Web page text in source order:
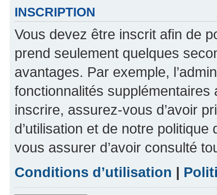
INSCRIPTION
Vous devez être inscrit afin de
prend seulement quelques
avantages. Par exemple,
fonctionnalités
inscrire, assurez-vous d’avoir
d’utilisation et de notre
vous assurer d’avoir consulté
Conditions d’utilisation |